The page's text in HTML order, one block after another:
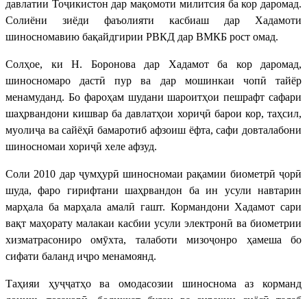
давлатии Тоҷикистон дар мақомоти милитсия ба кор даромад.
Солиёни зиёди фаъолияти касбиаш дар Хадамоти
шиносномавию бақайдгирии РВКД дар ВМКБ рост омад.
Солҳое, ки Н. Боронова дар Хадамот ба кор даромад,
шиносномаро дастӣ пур ва дар мошинкаи чопӣ тайёр
менамуданд. Бо фароҳам шудани шароитҳои пешрафт сафари
шаҳрвандони кишвар ба давлатҳои хориҷӣ барои кор, таҳсил,
муолиҷа ва сайёҳӣ бамаротиб афзоиш ёфта, сафи довталабони
шиносномаи хориҷӣ хеле афзуд.
Соли 2010 дар ҷумҳурӣ шиносномаи рақамии биометрӣ ҷорӣ
шуда, фаро гирифтани шаҳрвандон ба ин усули навтарин
марҳала ба марҳала амалӣ гашт. Кормандони Хадамот сари
вақт маҳорату малакаи касбии усули электронӣ ва биометрии
хизматрасониро омӯхта, талаботи мизоҷонро ҳамеша бо
сифати баланд иҷро менамоянд.
Таҳияи ҳуҷҷатҳо ва омодасозии шиноснома аз корманд